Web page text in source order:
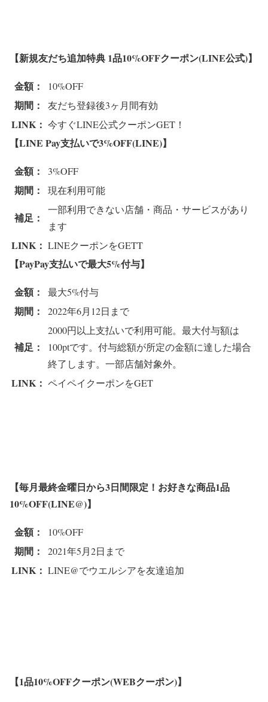
【新規友だち追加特典 1品10%OFFクーポン(LINE公式)】
金額： 10%OFF
期間： 友だち登録後3ヶ月間有効
LINK： 今すぐLINE公式クーポンGET！
【LINE Pay支払いで3%OFF(LINE)】
金額： 3%OFF
期間： 現在利用可能
補足：
一部利用できない店舗・商品・サービスがあり
ます
LINK： LINEクーポンをGETT
【PayPay支払いで最大5%付与】
金額： 最大5%付与
期間： 2022年6月12日まで
補足：
2000円以上支払いで利用可能。最大付与額は
100ptです。付与総額が所定の金額に達した場合
終了します。一部店舗対象外。
LINK： ペイペイクーポンをGET
【毎月最終金曜日から3日間限定！お好きな商品1品
10%OFF(LINE@)】
金額： 10%OFF
期間： 2021年5月2日まで
LINK： LINE@でウエルシアを友達追加
【1品10%OFFクーポン(WEBクーポン)】